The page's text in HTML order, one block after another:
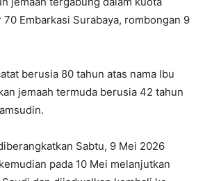
Embarkasi Surabaya, rombongan 9
berusia 80 tahun atas nama Ibu
jemaah termuda berusia 42 tahun
Sabtu, 9 Mei 2026
pada 10 Mei melanjutkan